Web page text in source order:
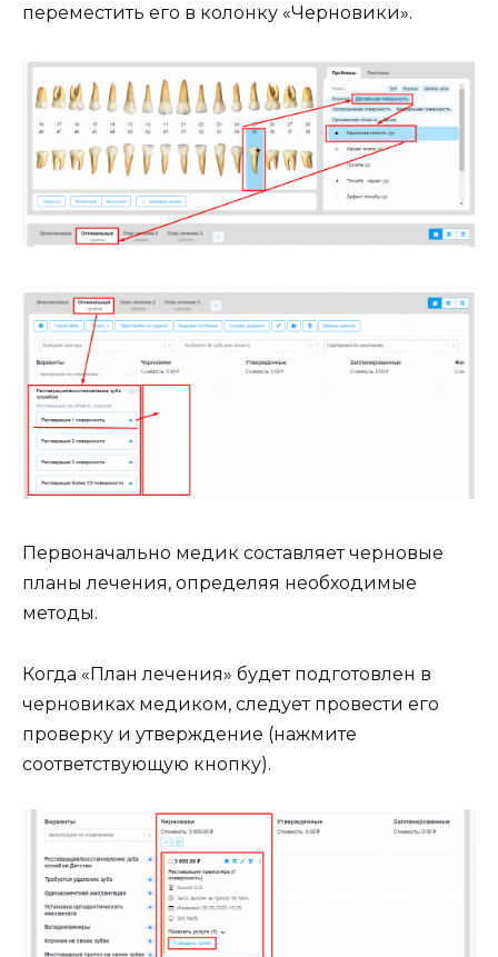
переместить его в колонку «Черновики».
Первоначально медик составляет черновые
планы лечения, определяя необходимые
методы.
Когда «План лечения» будет подготовлен в
черновиках медиком, следует провести его
проверку и утверждение (нажмите
соответствующую кнопку).